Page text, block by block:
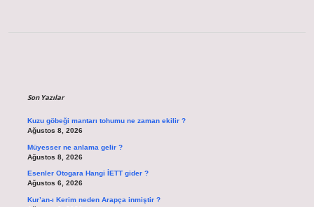
Son Yazılar
Kuzu göbeği mantarı tohumu ne zaman ekilir ?
Ağustos 8, 2026
Müyesser ne anlama gelir ?
Ağustos 8, 2026
Esenler Otogara Hangi İETT gider ?
Ağustos 6, 2026
Kur’an-ı Kerim neden Arapça inmiştir ?